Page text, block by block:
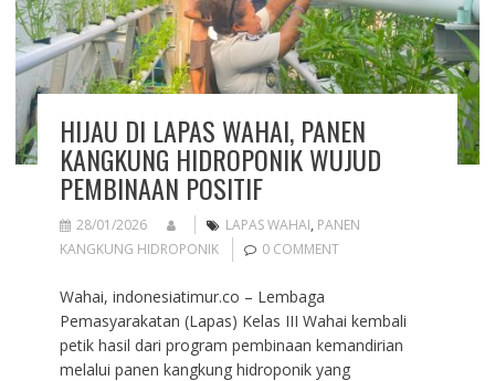
HIJAU DI LAPAS WAHAI, PANEN
KANGKUNG HIDROPONIK WUJUD
PEMBINAAN POSITIF
28/01/2026 LAPAS WAHAI, PANEN
KANGKUNG HIDROPONIK
0 COMMENT
Wahai, indonesiatimur.co – Lembaga
Pemasyarakatan (Lapas) Kelas III Wahai kembali
petik hasil dari program pembinaan kemandirian
melalui panen kangkung hidroponik yang